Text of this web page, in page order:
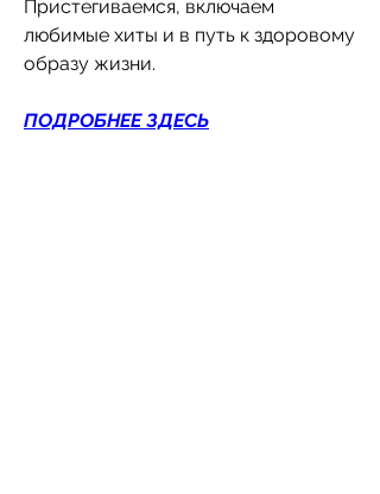
Пристегиваемся, включаем
любимые хиты и в путь к здоровому
образу жизни.
ПОДРОБНЕЕ ЗДЕСЬ